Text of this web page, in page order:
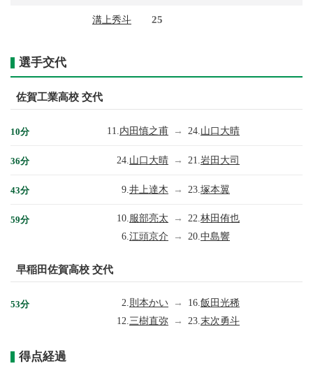
溝上秀斗 25
選手交代
佐賀工業高校 交代
10分 11. 内田慎之甫 → 24. 山口大晴
36分 24. 山口大晴 → 21. 岩田大司
43分 9. 井上達木 → 23. 塚本翼
59分 10. 服部亮太 → 22. 林田侑也
6. 江頭京介 → 20. 中島響
早稲田佐賀高校 交代
53分 2. 則本かい → 16. 飯田光稀
12. 三樹直弥 → 23. 末次勇斗
得点経過